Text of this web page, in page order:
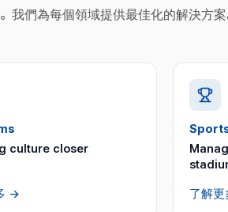
們為每個領域提供最佳化的解決方案
culture closer
→ 了解更